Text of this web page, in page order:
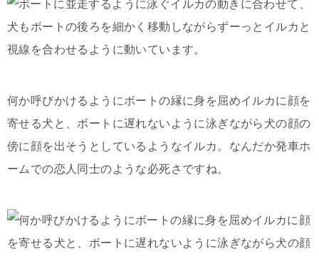
何か呼びかけるようにボートの縁に身を屈めイルカに顔を
寄せる犬と、ボートに遅れないように泳ぎながら犬の顔の
傍に顔を出そうとしているようなイルカ。なんだか発車ホ
ームでの恋人同士のような必死さですね。